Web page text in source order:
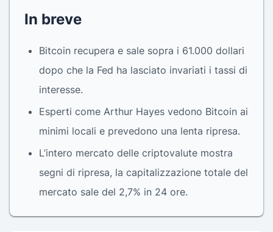
In breve
Bitcoin recupera e sale sopra i 61.000 dollari
dopo che la Fed ha lasciato invariati i tassi di
interesse.
Esperti come Arthur Hayes vedono Bitcoin ai
minimi locali e prevedono una lenta ripresa.
L’intero mercato delle criptovalute mostra
segni di ripresa, la capitalizzazione totale del
mercato sale del 2,7% in 24 ore.